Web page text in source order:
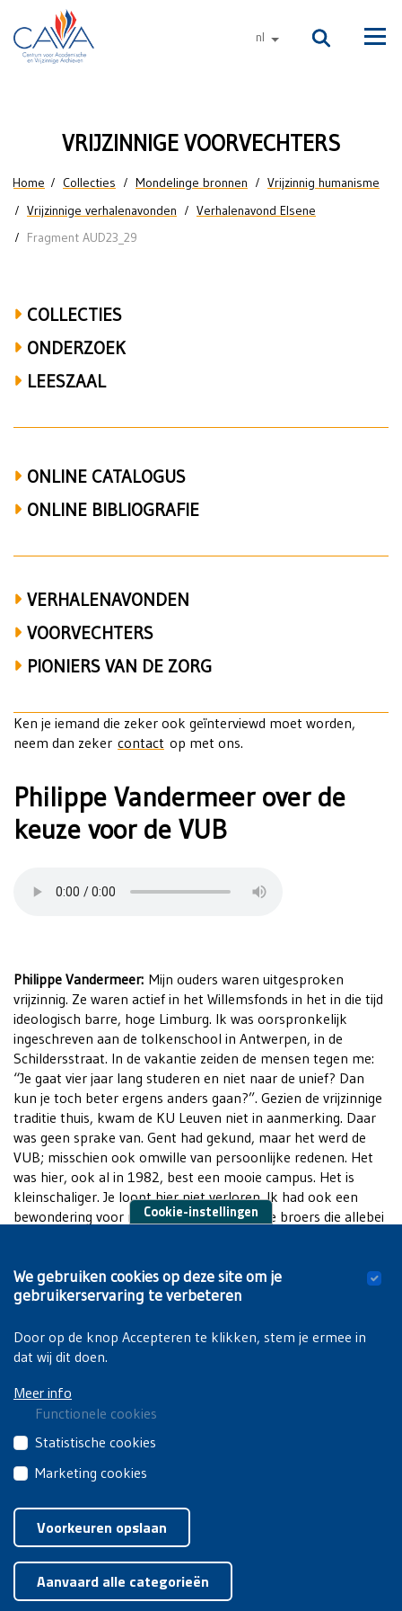
Naar de inhoud
nl andere talen
Philippe
Vandermeer
over
de
voor
de
VUB
VRIJZINNIGE VOORVECHTERS
U bent hier
Home Collecties Mondelinge bronnen
Vrijzinnig humanisme
Vrijzinnige verhalenavonden
Verhalenavond Elsene
Fragment AUD23_29
COLLECTIES
ONDERZOEK
LEESZAAL
ONLINE CATALOGUS
ONLINE BIBLIOGRAFIE
VERHALENAVONDEN
VOORVECHTERS
PIONIERS VAN DE ZORG
Ken je iemand die zeker ook geïnterviewd moet worden,
neem dan zeker contact op met ons.
Philippe Vandermeer over de
keuze voor de VUB
Philippe Vandermeer: Mijn ouders waren uitgesproken
vrijzinnig. Ze waren actief in het Willemsfonds in het in die tijd
ideologisch barre, hoge Limburg. Ik was oorspronkelijk
ingeschreven aan de tolkenschool in Antwerpen, in de
Schildersstraat. In de vakantie zeiden de mensen tegen me:
“Je gaat vier jaar lang studeren en niet naar de unief? Dan
kun je toch beter ergens anders gaan?”. Gezien de vrijzinnige
traditie thuis, kwam de KU Leuven niet in aanmerking. Daar
was geen sprake van. Gent had gekund, maar het werd de
VUB; misschien ook omwille van persoonlijke redenen. Het
was hier, ook al in 1982, best een mooie campus. Het is
kleinschaliger. Je loopt hier niet verloren. Ik had ook een
bewondering voor mijn twee leraars – twee broers die allebei
dingen en hier zitten overtuigd militant vrijzinnigen of althans
zeer overtuigde vrijzinnigen, die ook actief zijn geweest in het
Privacyverklaring
Cookie-instellingen
We gebruiken cookies op deze site om je
gebruikerservaring te verbeteren
Door op de knop Accepteren te klikken, stem je ermee in
dat wij dit doen.
Meer info
Functionele cookies
Deze
zijn
de
website
goed
te
Statistische cookies
Deze
van
derden
brengen
jouw
gebruik
Marketing cookies
cookies
van
derden
worden
gebruikt
Voorkeuren opslaan
Aanvaard alle categorieën